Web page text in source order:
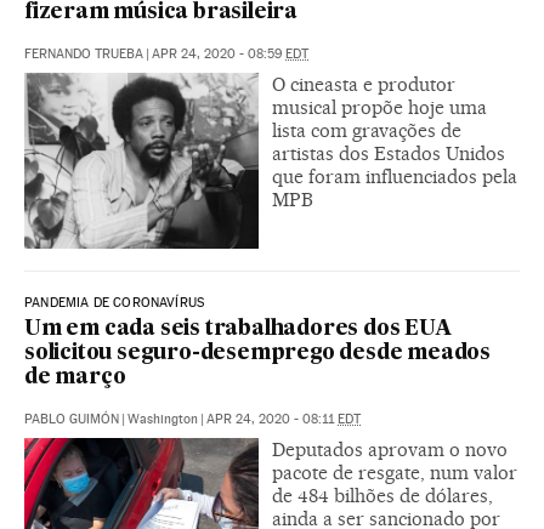
fizeram música brasileira
FERNANDO TRUEBA | APR 24, 2020 - 08:59 EDT
O cineasta e produtor
musical propõe hoje uma
lista com gravações de
artistas dos Estados Unidos
que foram influenciados pela
MPB
PANDEMIA DE CORONAVÍRUS
Um em cada seis trabalhadores dos EUA
solicitou seguro-desemprego desde meados
de março
PABLO GUIMÓN | Washington | APR 24, 2020 - 08:11EDT
Deputados aprovam o novo
pacote de resgate, num valor
de 484 bilhões de dólares,
ainda a ser sancionado por